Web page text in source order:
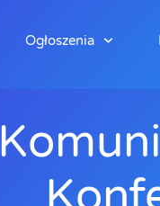
Ogłoszenia